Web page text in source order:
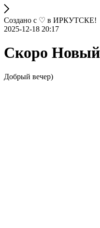
Создано с ♡ в ИРКУТСКЕ!
2025-12-18 20:17
Скоро Новый
Добрый вечер)